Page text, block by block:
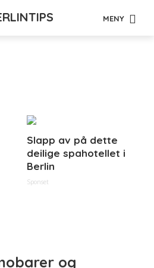
MENY
Slapp av på dette
deilige spahotellet i
Berlin
Sponset
og